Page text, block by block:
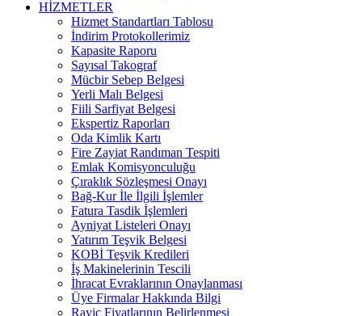
HİZMETLER
Hizmet Standartları Tablosu
İndirim Protokollerimiz
Kapasite Raporu
Sayısal Takograf
Mücbir Sebep Belgesi
Yerli Malı Belgesi
Fiili Sarfiyat Belgesi
Ekspertiz Raporları
Oda Kimlik Kartı
Fire Zayiat Randıman Tespiti
Emlak Komisyonculuğu
Çıraklık Sözleşmesi Onayı
Bağ-Kur İle İlgili İşlemler
Fatura Tasdik İşlemleri
Ayniyat Listeleri Onayı
Yatırım Teşvik Belgesi
KOBİ Teşvik Kredileri
İş Makinelerinin Tescili
İhracat Evraklarının Onaylanması
Üye Firmalar Hakkında Bilgi
Rayiç Fiyatlarının Belirlenmesi